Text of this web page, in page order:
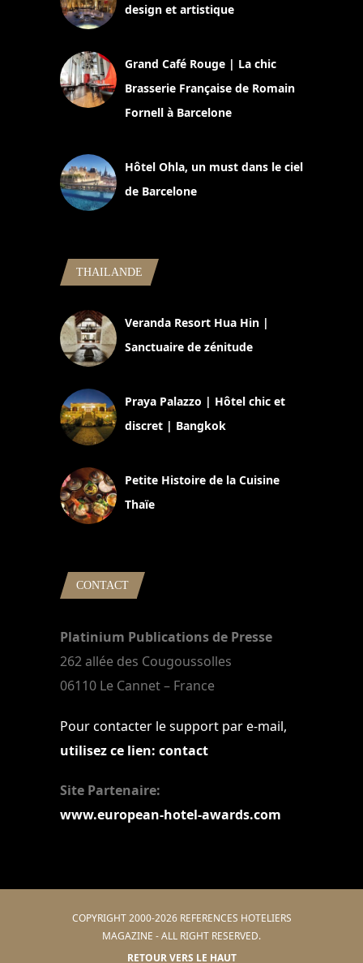
design et artistique
Grand Café Rouge | La chic
Brasserie Française de Romain
Fornell à Barcelone
Hôtel Ohla, un must dans le ciel
de Barcelone
THAILANDE
Veranda Resort Hua Hin |
Sanctuaire de zénitude
Praya Palazzo | Hôtel chic et
discret | Bangkok
Petite Histoire de la Cuisine
Thaïe
CONTACT
Platinium Publications de Presse
262 allée des Cougoussolles
06110 Le Cannet – France
Pour contacter le support par e-mail,
utilisez ce lien: contact
Site Partenaire:
www.european-hotel-awards.com
COPYRIGHT 2000-2026 REFERENCES HOTELIERS
MAGAZINE - ALL RIGHT RESERVED.
RETOUR VERS LE HAUT